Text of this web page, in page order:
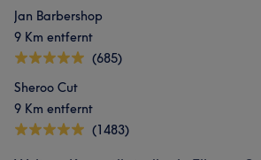
Jan Barbershop
9 Km entfernt
(685)
Sheroo Cut
9 Km entfernt
(1483)